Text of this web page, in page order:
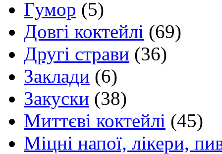
Гумор (5)
Довгі коктейлі (69)
Другі страви (36)
Заклади (6)
Закуски (38)
Миттєві коктейлі (45)
Міцні напої, лікери,